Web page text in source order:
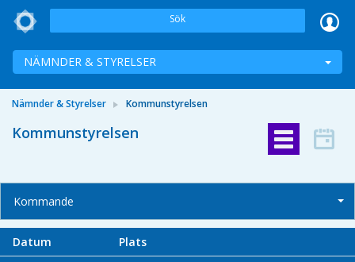
Sök
NÄMNDER & STYRELSER
Nämnder & Styrelser Kommunstyrelsen
Kommunstyrelsen
Kommande
Datum Plats